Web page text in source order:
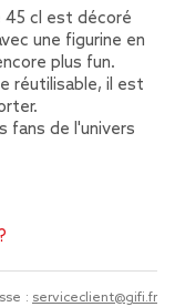
cl est décoré
une figurine en
plus fun.
réutilisable, il est
fans de l'univers
: serviceclient@gifi.fr